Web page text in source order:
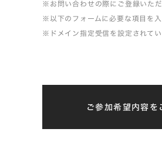
※お問い合わせの際にご登録いた
※以下のフォームに必要な項目を
※ドメイン指定受信を設定されて
ご参加希望内容を